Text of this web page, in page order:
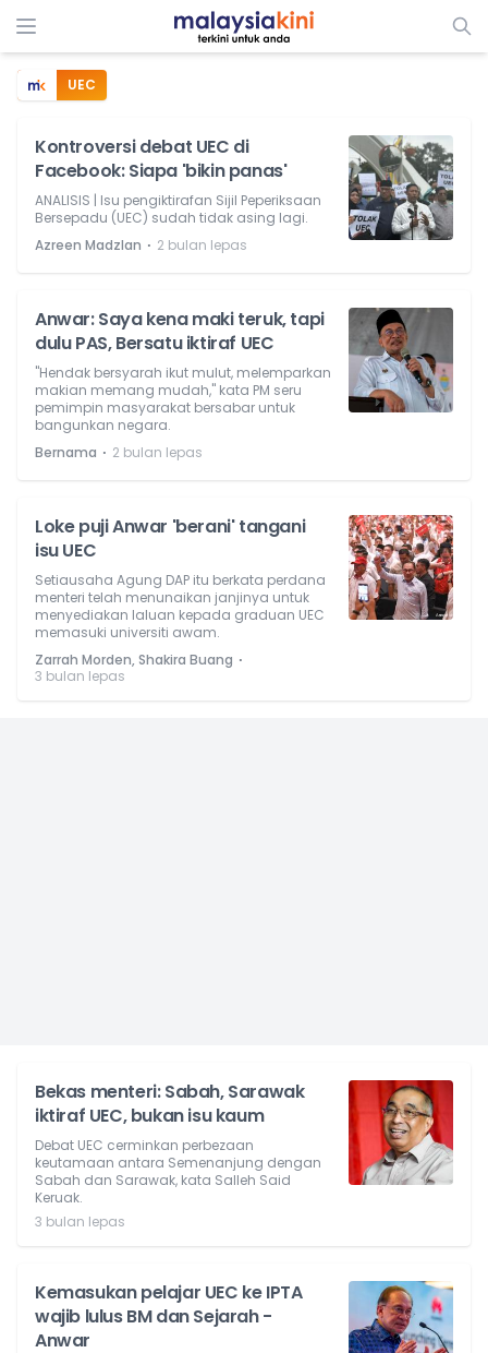
UEC
Kontroversi debat UEC di
Facebook: Siapa 'bikin panas'
ANALISIS | Isu pengiktirafan Sijil Peperiksaan
Bersepadu (UEC) sudah tidak asing lagi.
Azreen Madzlan ⋅ 2 bulan lepas
Anwar: Saya kena maki teruk, tapi
dulu PAS, Bersatu iktiraf UEC
"Hendak bersyarah ikut mulut, melemparkan
makian memang mudah," kata PM seru
pemimpin masyarakat bersabar untuk
bangunkan negara.
Bernama ⋅ 2 bulan lepas
Loke puji Anwar 'berani' tangani
isu UEC
Setiausaha Agung DAP itu berkata perdana
menteri telah menunaikan janjinya untuk
menyediakan laluan kepada graduan UEC
memasuki universiti awam.
Zarrah Morden, Shakira Buang ⋅
3 bulan lepas
Bekas menteri: Sabah, Sarawak
iktiraf UEC, bukan isu kaum
Debat UEC cerminkan perbezaan
keutamaan antara Semenanjung dengan
Sabah dan Sarawak, kata Salleh Said
Keruak.
3 bulan lepas
Kemasukan pelajar UEC ke IPTA
wajib lulus BM dan Sejarah -
Anwar